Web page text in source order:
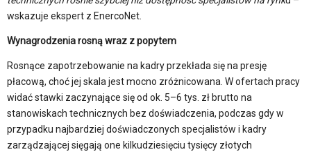
wskazuje ekspert z EnercoNet.
Wynagrodzenia rosną wraz z popytem
Rosnące zapotrzebowanie na kadry przekłada się na presję
płacową, choć jej skala jest mocno zróżnicowana. W ofertach pracy
widać stawki zaczynające się od ok. 5–6 tys. zł brutto na
stanowiskach technicznych bez doświadczenia, podczas gdy w
przypadku najbardziej doświadczonych specjalistów i kadry
zarządzającej sięgają one kilkudziesięciu tysięcy złotych